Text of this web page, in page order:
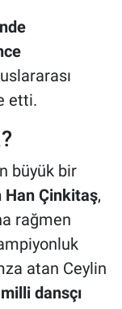
etti.
büyük bir
Han Çinkitaş,
rağmen
atan Ceylin
dansçı